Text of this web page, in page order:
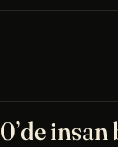
insan